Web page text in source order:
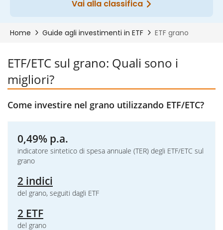
ETF/ETC sul grano: Quali sono i
migliori?
Come investire nel grano utilizzando ETF/ETC?
0,49% p.a.
indicatore sintetico di spesa annuale (TER) degli ETF/ETC sul
grano
2 indici
del grano, seguiti dagli ETF
2 ETF
del grano